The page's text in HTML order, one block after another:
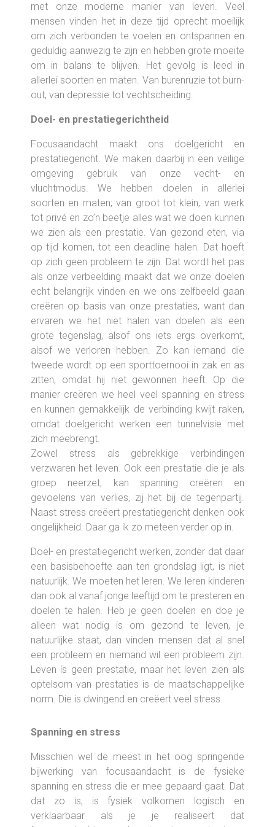
met onze moderne manier van leven. Veel
mensen vinden het in deze tijd oprecht moeilijk
om zich verbonden te voelen en ontspannen en
geduldig aanwezig te zijn en hebben grote moeite
om in balans te blijven. Het gevolg is leed in
allerlei soorten en maten. Van burenruzie tot burn-
out, van depressie tot vechtscheiding.
Doel- en prestatiegerichtheid
Focusaandacht maakt ons doelgericht en
prestatiegericht. We maken daarbij in een veilige
omgeving gebruik van onze vecht- en
vluchtmodus. We hebben doelen in allerlei
soorten en maten; van groot tot klein, van werk
tot privé en zo’n beetje alles wat we doen kunnen
we zien als een prestatie. Van gezond eten, via
op tijd komen, tot een deadline halen. Dat hoeft
op zich geen probleem te zijn. Dat wordt het pas
als onze verbeelding maakt dat we onze doelen
echt belangrijk vinden en we ons zelfbeeld gaan
creëren op basis van onze prestaties, want dan
ervaren we het niet halen van doelen als een
grote tegenslag, alsof ons iets ergs overkomt,
alsof we verloren hebben. Zo kan iemand die
tweede wordt op een sporttoernooi in zak en as
zitten, omdat hij niet gewonnen heeft. Op die
manier creëren we heel veel spanning en stress
en kunnen gemakkelijk de verbinding kwijt raken,
omdat doelgericht werken een tunnelvisie met
zich meebrengt.
Zowel stress als gebrekkige verbindingen
verzwaren het leven. Ook een prestatie die je als
groep neerzet, kan spanning creëren en
gevoelens van verlies, zij het bij de tegenpartij.
Naast stress creëert prestatiegericht denken ook
ongelijkheid. Daar ga ik zo meteen verder op in.
Doel- en prestatiegericht werken, zonder dat daar
een basisbehoefte aan ten grondslag ligt, is niet
natuurlijk. We moeten het leren. We leren kinderen
dan ook al vanaf jonge leeftijd om te presteren en
doelen te halen. Heb je geen doelen en doe je
alleen wat nodig is om gezond te leven, je
natuurlijke staat, dan vinden mensen dat al snel
een probleem en niemand wil een probleem zijn.
Leven ís geen prestatie, maar het leven zien als
optelsom van prestaties is de maatschappelijke
norm. Die is dwingend en creëert veel stress.
Spanning en stress
Misschien wel de meest in het oog springende
bijwerking van focusaandacht is de fysieke
spanning en stress die er mee gepaard gaat. Dat
dat zo is, is fysiek volkomen logisch en
verklaarbaar als je je realiseert dat